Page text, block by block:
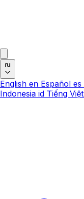
ru
English en Español es
Indonesia id Tiếng Việt